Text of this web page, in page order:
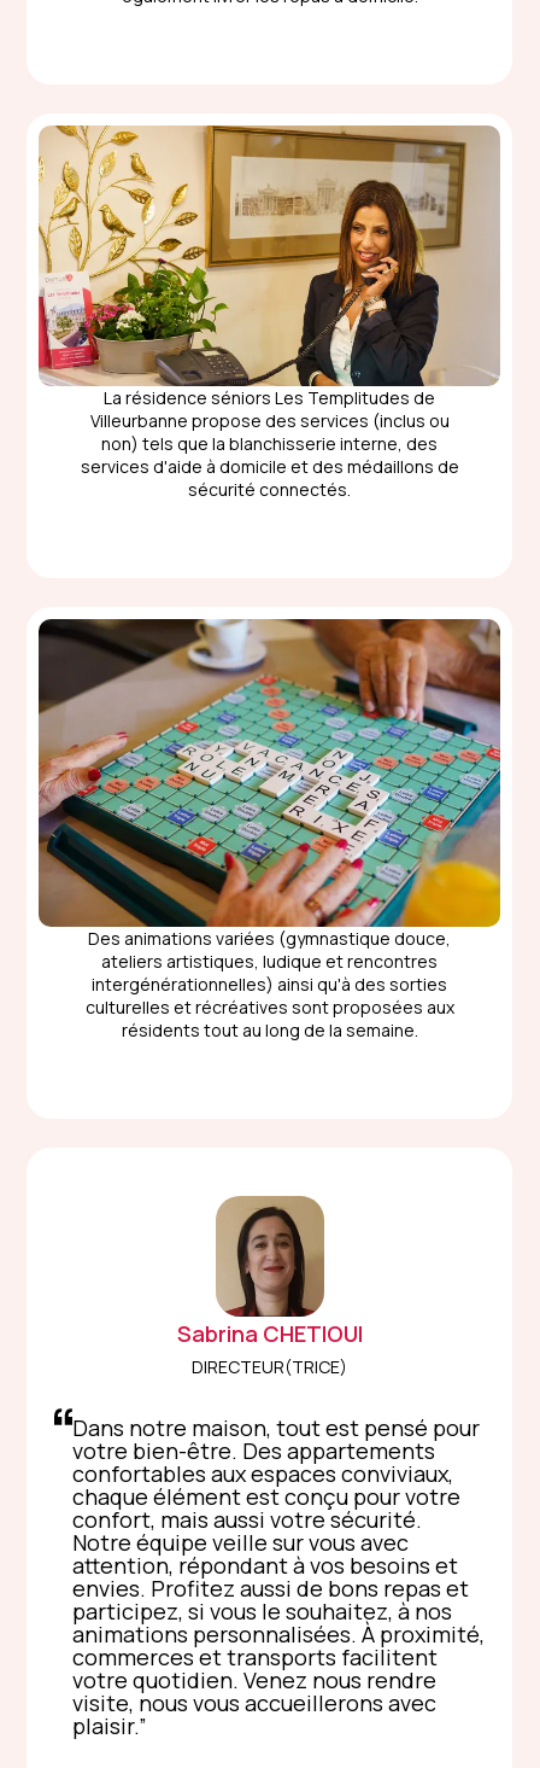
La résidence séniors Les Templitudes de
Villeurbanne propose des services (inclus ou
non) tels que la blanchisserie interne, des
services d'aide à domicile et des médaillons de
sécurité connectés.
Des animations variées (gymnastique douce,
ateliers artistiques, ludique et rencontres
intergénérationnelles) ainsi qu'à des sorties
culturelles et récréatives sont proposées aux
résidents tout au long de la semaine.
Sabrina CHETIOUI
DIRECTEUR(TRICE)
Dans notre maison, tout est pensé pour
votre bien-être. Des appartements
confortables aux espaces conviviaux,
chaque élément est conçu pour votre
confort, mais aussi votre sécurité.
Notre équipe veille sur vous avec
attention, répondant à vos besoins et
envies. Profitez aussi de bons repas et
participez, si vous le souhaitez, à nos
animations personnalisées. À proximité,
commerces et transports facilitent
votre quotidien. Venez nous rendre
visite, nous vous accueillerons avec
plaisir.